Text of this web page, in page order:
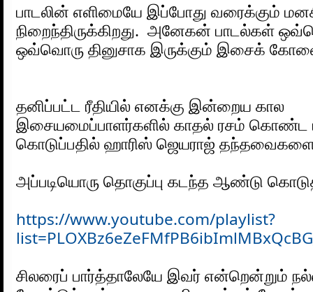
பாடலின் எளிமையே இப்போது வரைக்கும்
நிறைந்திருக்கிறது.  அனேகன் பாடல்கள்
ஒவ்வொரு தினுசாக இருக்கும் இசைக்
தனிப்பட்ட ரீதியில் எனக்கு இன்றைய கால
இசையமைப்பாளர்களில் காதல் ரசம் கொண்ட
கொடுப்பதில் ஹாரிஸ் ஜெயராஜ் தந்தவைகளை
அப்படியொரு தொகுப்பு கடந்த ஆண்டு
https://www.youtube.com/playlist?
சிலரைப் பார்த்தாலேயே இவர் என்றென்றும்